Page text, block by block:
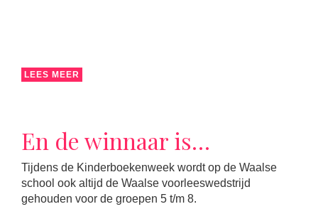
LEES MEER
En de winnaar is…
Tijdens de Kinderboekenweek wordt op de Waalse
school ook altijd de Waalse voorleeswedstrijd
gehouden voor de groepen 5 t/m 8.